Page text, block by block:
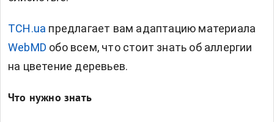
ТСН.ua предлагает вам адаптацию материала
WebMD обо всем, что стоит знать об аллергии
на цветение деревьев.
Что нужно знать